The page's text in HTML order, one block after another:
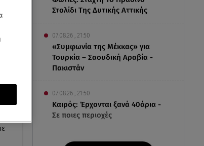
Στολίδι Της Δυτικής Αττικής
07.08.26 , 21:50
«Συμφωνία της Μέκκας» για
Τουρκία – Σαουδική Αραβία -
Πακιστάν
07.08.26 , 21:50
Καιρός: Έρχονται ξανά 40άρια -
Σε ποιες περιοχές
07.08.26 , 21:32